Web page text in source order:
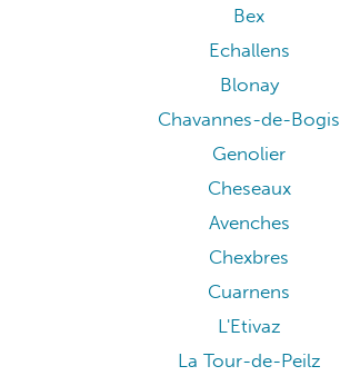
Bex
Echallens
Blonay
Chavannes-de-Bogis
Genolier
Cheseaux
Avenches
Chexbres
Cuarnens
L'Etivaz
La Tour-de-Peilz